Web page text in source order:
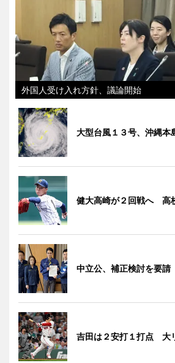
外国人受け入れ方針、議論開始
大型台風１３号、沖縄本
健大高崎が２回戦へ 高
中立公、補正検討を要請
吉田は２安打１打点 大